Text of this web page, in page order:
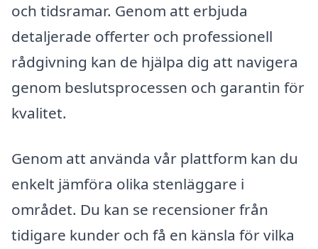
och tidsramar. Genom att erbjuda
detaljerade offerter och professionell
rådgivning kan de hjälpa dig att navigera
genom beslutsprocessen och garantin för
kvalitet.
Genom att använda vår plattform kan du
enkelt jämföra olika stenläggare i
området. Du kan se recensioner från
tidigare kunder och få en känsla för vilka